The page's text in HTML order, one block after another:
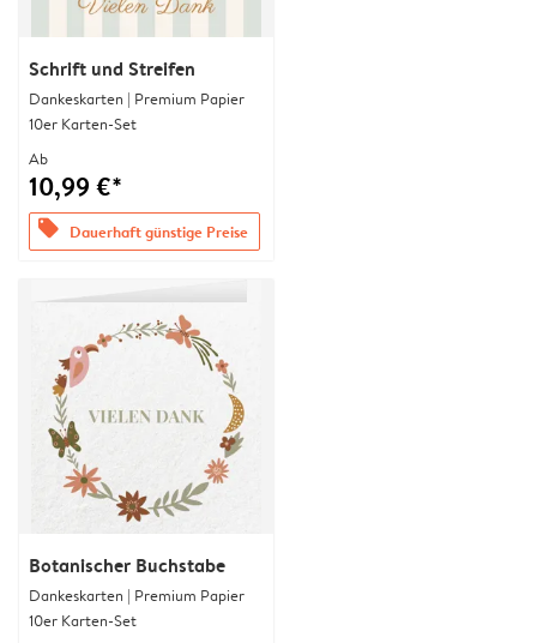
Schrift und Streifen
Dankeskarten | Premium Papier
10er Karten-Set
Ab
10,99 €*
offers Dauerhaft günstige Preise
Botanischer Buchstabe
Dankeskarten | Premium Papier
10er Karten-Set